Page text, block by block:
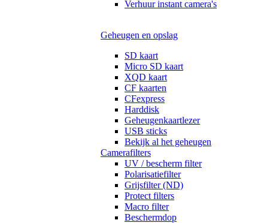
Verhuur instant camera's
Geheugen en opslag
SD kaart
Micro SD kaart
XQD kaart
CF kaarten
CFexpress
Harddisk
Geheugenkaartlezer
USB sticks
Bekijk al het geheugen
Camerafilters
UV / bescherm filter
Polarisatiefilter
Grijsfilter (ND)
Protect filters
Macro filter
Beschermdop